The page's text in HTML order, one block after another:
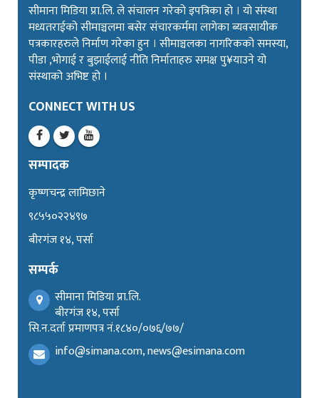
सीमाना मिडिया प्रा.लि. ले संचालन गरेको इपत्रिका हो । यो संस्था
मध्यतराईको सीमाञ्चलमा बसेर संचारकर्ममा लागेका ब्यवसायीक
पत्रकारहरुले निर्माण गरेका हुन । सीमाञ्चलका नागरिकको समस्या,
पीडा ,भोगाई र बुझाईलाई नीति निर्माताहरु समक्ष पु¥याउने यो
संस्थाको अभिष्ट हो ।
CONNECT WITH US
सम्पादक
कृष्णचन्द्र लामिछाने
९८५५०२२४९७
बीरगंज १४, पर्सा
सम्पर्क
सीमाना मिडिया प्रा.लि.
बीरगंज १४, पर्सा
सि.न.दर्ता प्रमाणपत्र नं.१८४०/०७६/७७/
info@simana.com, news@esimana.com